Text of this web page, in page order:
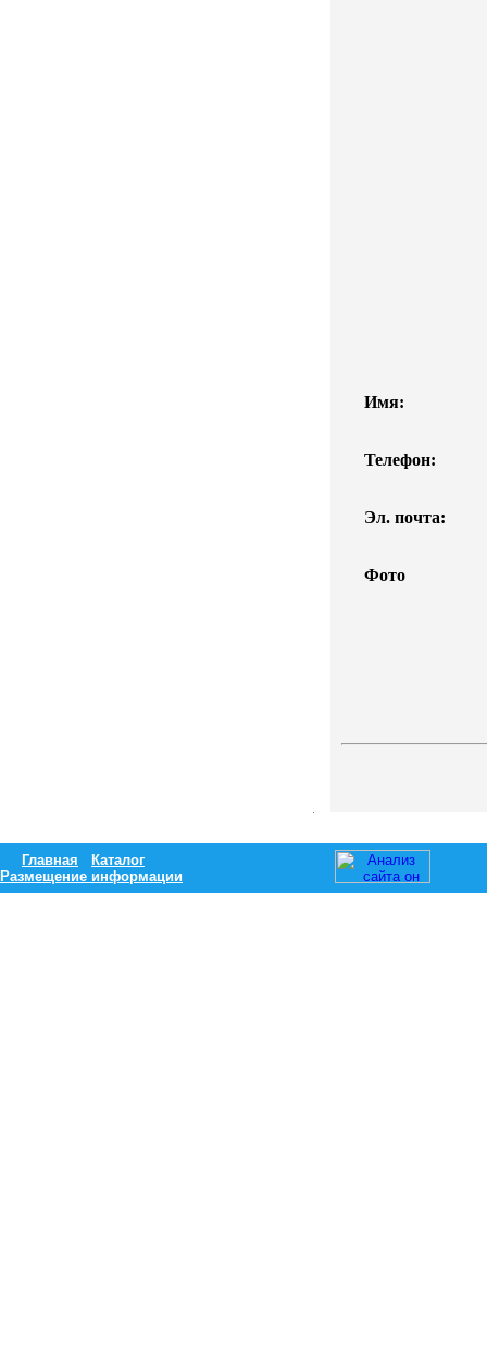
Имя:
Телефон:
Эл. почта:
Фото
Главная
Каталог
Размещение информации